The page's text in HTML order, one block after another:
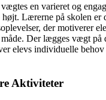
en varieret og
Lærerne på skolen er
der motiverer
Der lægges vægt på
elevs individuelle behov
Aktiviteter